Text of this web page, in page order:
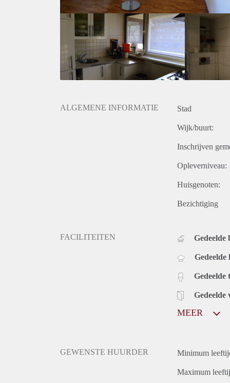
ALGEMENE INFORMATIE Stad
Wijk/buurt:
Inschrijven
Opleverniveau:
Huisgenoten:
Bezichtiging
FACILITEITEN Gedeelde
Gedeelde
Gedeelde
Gedeelde
MEER
GEWENSTE HUURDER Minimum
Maximum